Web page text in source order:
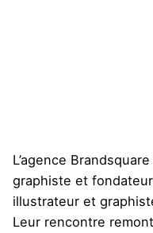
L’agence
graphiste et
illustrateur et
Leur rencontre